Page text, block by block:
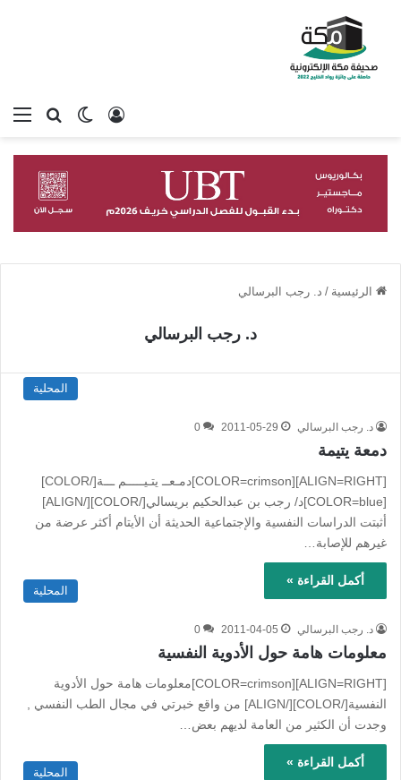
بحثالوضع
تسجيل الدخول
الرئيسية / د. رجب البرسالي
د. رجب البرسالي
المحلية
د. رجب البرسالي 2011-05-29
0
دمعة يتيمة
[ALIGN=RIGHT][COLOR=crimson]دمـعــ يتـيـــــم ـــة[/COLOR]
[COLOR=blue]د/ رجب بن عبدالحكيم بريسالي[/COLOR][/ALIGN]
أثبتت الدراسات النفسية والإجتماعية الحديثة أن الأيتام أكثر عرضة من
غيرهم للإصابة…
أكمل القراءة »
المحلية
د. رجب البرسالي 2011-04-05
0
معلومات هامة حول الأدوية النفسية
[ALIGN=RIGHT][COLOR=crimson]معلومات هامة حول الأدوية
النفسية[/COLOR][/ALIGN] من واقع خبرتي في مجال الطب النفسي ,
وجدت أن الكثير من العامة لديهم بعض…
أكمل القراءة »
المحلية